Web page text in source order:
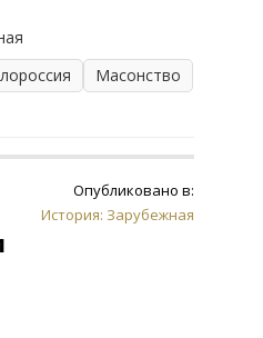
Масонство
Опубликовано в:
История: Зарубежная